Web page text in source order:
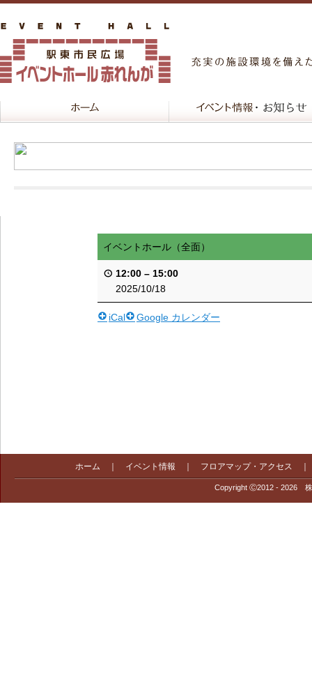
イベントホール（全面）
12:00 – 15:00
2025/10/18
iCal Google カレンダー
ホーム イベント情報 フロアマップ・アクセス
Copyright Ⓒ2012 - 2026 株